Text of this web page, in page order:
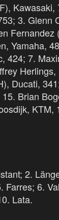
Kawasaki,
3. Glenn
Fernandez
Yamaha,
424; 7.
Ducati,
Brian
KTM,
2.
Farres; 6.
Lata.